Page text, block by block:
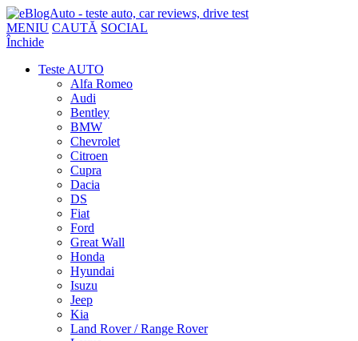
MENIU CAUTĂ SOCIAL
Închide
Teste AUTO
Alfa Romeo
Audi
Bentley
BMW
Chevrolet
Citroen
Cupra
Dacia
DS
Fiat
Ford
Great Wall
Honda
Hyundai
Isuzu
Jeep
Kia
Land Rover / Range Rover